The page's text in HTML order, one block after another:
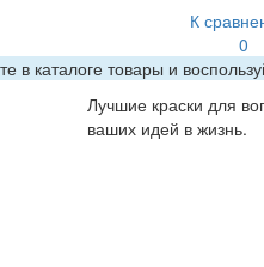
К
0
в каталоге товары и
Лучшие краски для
ваших идей в жизнь.